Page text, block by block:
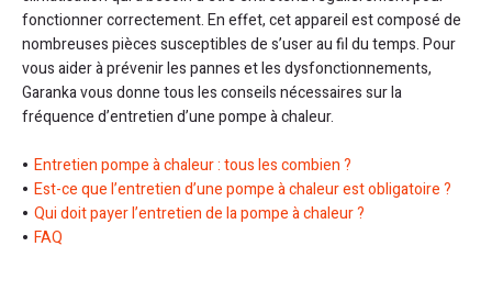
fonctionner correctement. En effet, cet appareil est composé de
nombreuses pièces susceptibles de s’user au fil du temps. Pour
vous aider à prévenir les pannes et les dysfonctionnements,
Garanka vous donne tous les conseils nécessaires sur la
fréquence d’entretien d’une pompe à chaleur.
Entretien pompe à chaleur : tous les combien ?
Est-ce que l’entretien d’une pompe à chaleur est obligatoire ?
Qui doit payer l’entretien de la pompe à chaleur ?
FAQ